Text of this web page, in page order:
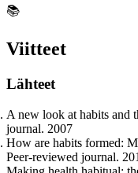
📚
Viitteet
Lähteet
A new look at habits and
journal. 2007
How are habits formed:
Peer-reviewed journal.